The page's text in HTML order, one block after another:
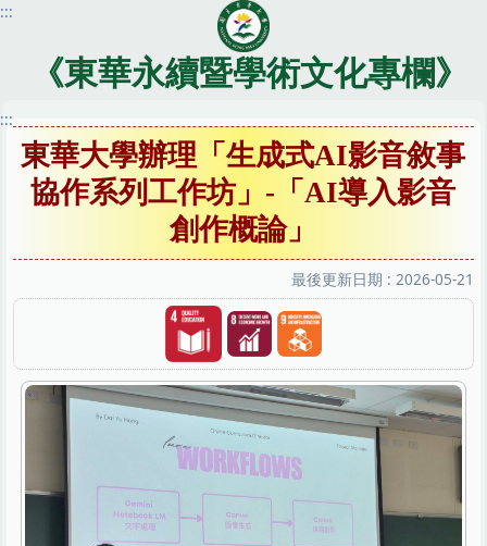
跳
內
區
:::
《東華永續暨學術文化專欄》
:::
東華大學辦理「生成式AI影音敘事
協作系列工作坊」-「AI導入影音
創作概論」
最後更新日期 : 2026-05-21